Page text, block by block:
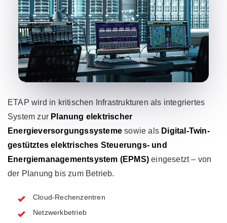
ETAP wird in kritischen Infrastrukturen als integriertes
System zur Planung elektrischer
Energieversorgungssysteme sowie als Digital-Twin-
gestütztes elektrisches Steuerungs- und
Energiemanagementsystem (EPMS) eingesetzt – von
der Planung bis zum Betrieb.
Cloud-Rechenzentren
Netzwerkbetrieb